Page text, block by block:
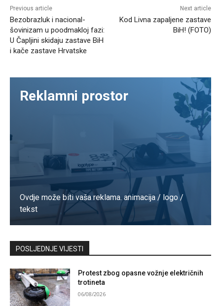
Previous article
Bezobrazluk i nacional-
šovinizam u poodmakloj fazi:
U Čapljini skidaju zastave BiH
i kače zastave Hrvatske
Next article
Kod Livna zapaljene zastave
BiH! (FOTO)
Reklamni prostor
Ovdje može biti vaša reklama. animacija / logo /
tekst
Kontaktirajte nas
POSLJEDNJE VIJESTI
Protest zbog opasne vožnje električnih
trotineta
06/08/2026